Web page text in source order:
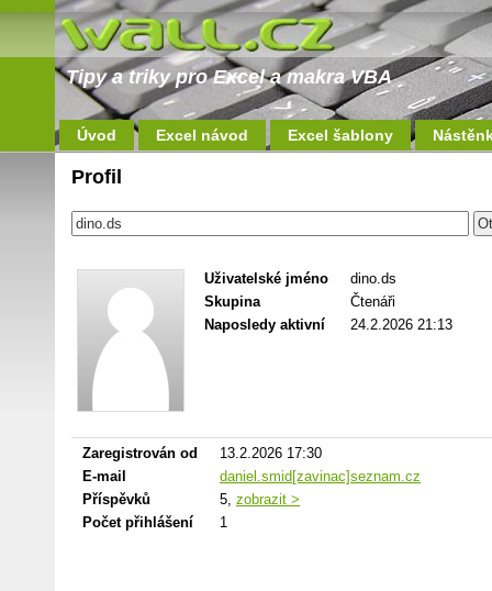
Tipy a triky pro Excel a makra VBA
Úvod Excel návod Excel šablony
Profil
Uživatelské jméno
dino.ds
Skupina
Čtenáři
Naposledy aktivní
24.2.2026 21:13
Zaregistrován od
13.2.2026 17:30
E-mail
daniel.smid[zavinac]seznam.cz
Příspěvků
5, zobrazit >
Počet přihlášení
1